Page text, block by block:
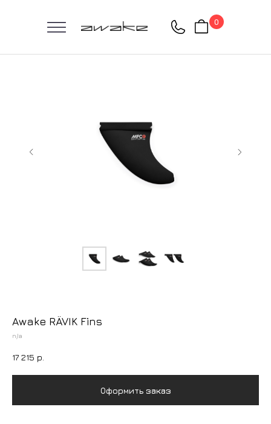
0
Аксессуары Awake RÄVIK Fins
Awake RÄVIK Fins
n/a
17 215 р.
Оформить заказ